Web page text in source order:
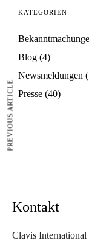
PREVIOUS ARTICLE
KATEGORIEN
Blog (4)
Newsmeldungen
Presse (40)
Kontakt
Clavis